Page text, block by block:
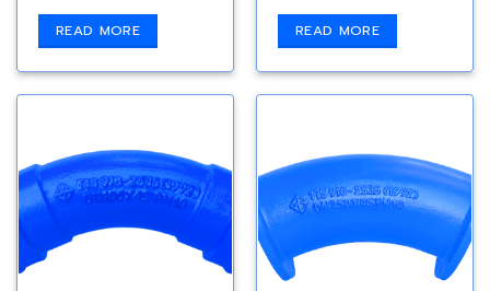
READ MORE READ MORE